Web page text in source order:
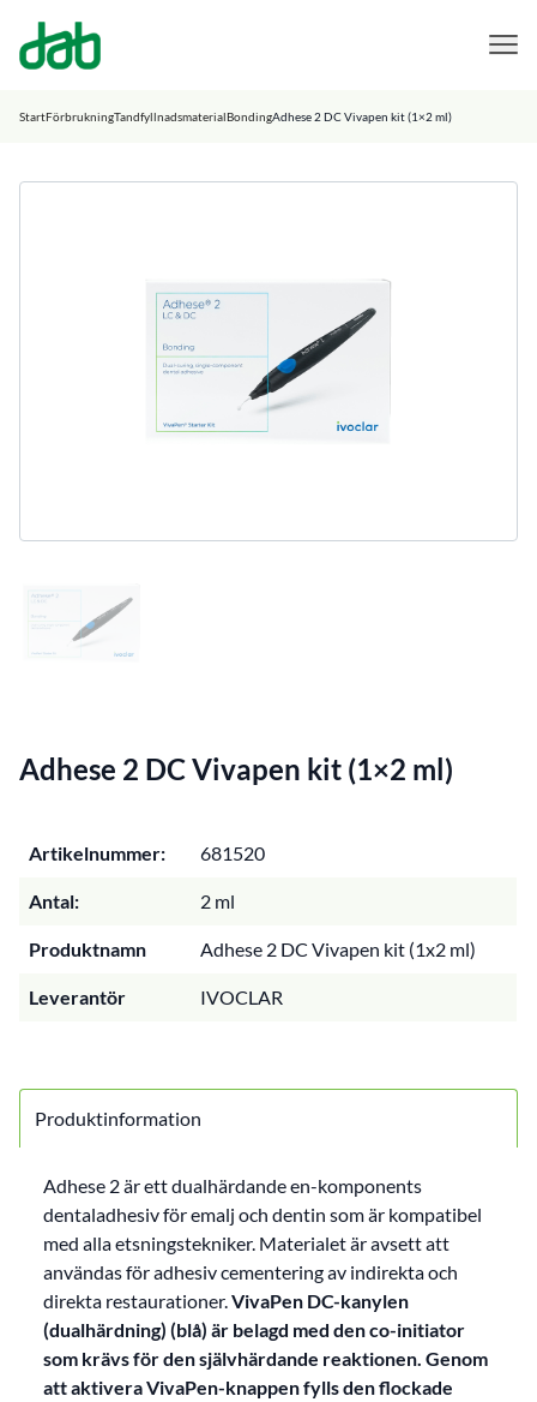
DAB Dental
StartFörbrukningTandfyllnadsmaterialBondingAdhese 2 DC Vivapen kit (1×2 ml)
Adhese 2 DC Vivapen kit (1×2 ml)
Artikelnummer: 681520
Antal: 2 ml
Produktnamn Adhese 2 DC Vivapen kit (1x2 ml)
Leverantör IVOCLAR
Produktinformation
Adhese 2 är ett dualhärdande en-komponents
dentaladhesiv för emalj och dentin som är kompatibel
med alla etsningstekniker. Materialet är avsett att
användas för adhesiv cementering av indirekta och
direkta restaurationer.VivaPen DC-kanylen
(dualhärdning) (blå) är belagd med den co-initiator
som krävs för den självhärdande reaktionen. Genom
att aktivera VivaPen-knappen fylls den flockade